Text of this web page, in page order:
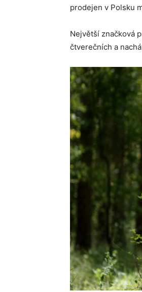
prodejen v Polsku
Největší značková
čtverečních a